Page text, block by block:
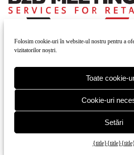
Folosim cookie-uri în website-ul nostru pentru a
vizitatorilor noștri.
Toate cookie-
Cookie-uri
Setări
{title}{title}